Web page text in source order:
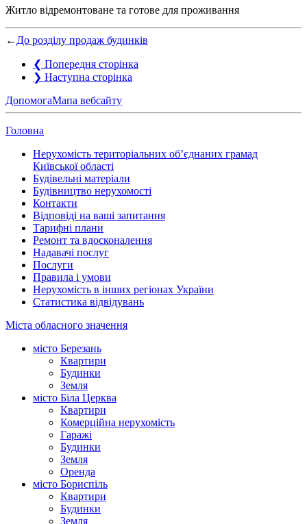
Житло відремонтоване та готове для проживання
← До розділу продаж будинків
❮ Попередня сторінка
❯ Наступна сторінка
ДопомогаМапа вебсайту
Головна
Нерухомість територіальних об’єднаних грамад
Київської області
Будівельні матеріали
Будівництво нерухомості
Контакти
Відповіді на ваші запитання
Тарифні плани
Ремонт та вдосконалення
Надавачі послуг
Послуги
Правила і умови
Нерухомість в інших регіонах України
Статистика відвідувань
Міста обласного значення
місто Березань
Квартири
Будинки
Земля
місто Біла Церква
Квартири
Комерційна нерухомість
Гаражі
Будинки
Земля
Оренда
місто Бориспіль
Квартири
Будинки
Земля